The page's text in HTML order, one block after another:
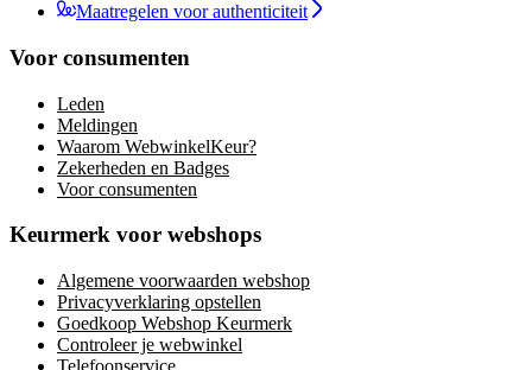
Maatregelen voor authenticiteit
Voor consumenten
Leden
Meldingen
Waarom WebwinkelKeur?
Zekerheden en Badges
Voor consumenten
Keurmerk voor webshops
Algemene voorwaarden webshop
Privacyverklaring opstellen
Goedkoop Webshop Keurmerk
Controleer je webwinkel